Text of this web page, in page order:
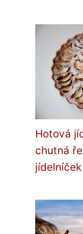
Hotová
chutná
jídelníček